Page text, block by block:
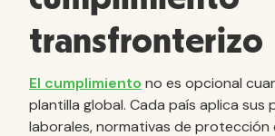
transfronterizo
El cumplimiento no es opcional
plantilla global. Cada país aplica sus
laborales, normativas de protección